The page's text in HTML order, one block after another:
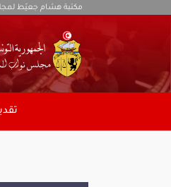
مكتبة هشام جعيّط